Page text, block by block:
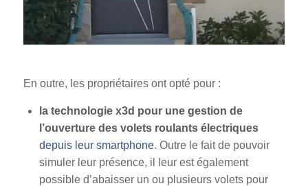
En outre, les propriétaires ont opté pour :
la technologie x3d pour une gestion de
l’ouverture des volets roulants électriques
depuis leur smartphone. Outre le fait de pouvoir
simuler leur présence, il leur est également
possible d’abaisser un ou plusieurs volets pour